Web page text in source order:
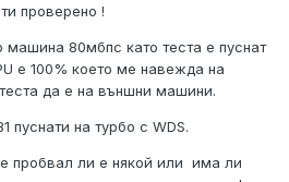
проверено !
80мбпс като теста е пуснат
e 100% което ме навежда на
да е на външни машини.
пуснати на турбо с WDS.
пробвал ли е някой или има ли